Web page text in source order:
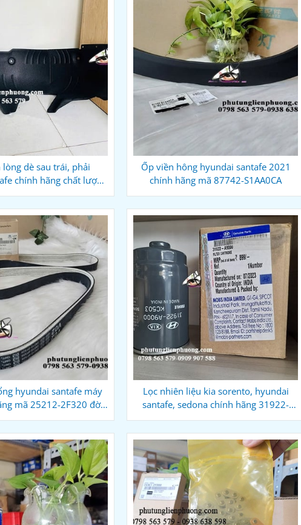
lòng dè sau trái, phải
chính hãng chất lượng
- Những điều cần biết
Ốp viền hông hyundai santafe 2021
chính hãng mã 87742-S1AA0CA
hyundai santafe máy
mã 25212-2F320 đời
2013 - 2015
Lọc nhiên liệu kia sorento, hyundai
santafe, sedona chính hãng 31922-
A9000